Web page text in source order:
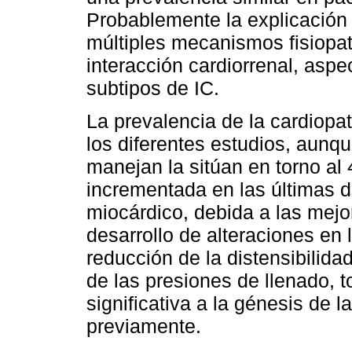
Probablemente la
múltiples mecanismos
interacción cardiorrenal,
subtipos de IC.
La prevalencia de la
los diferentes estudios,
manejan la sitúan en torno al
incrementada en las últimas
miocárdico, debida a las
desarrollo de alteraciones
reducción de la
de las presiones de llenado,
significativa a la génesis de
previamente.